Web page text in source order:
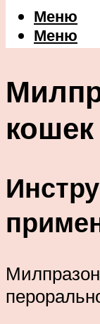
Меню
Меню
кошек